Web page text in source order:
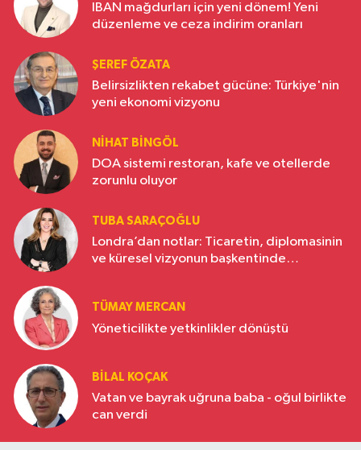
IBAN mağdurları için yeni dönem! Yeni
düzenleme ve ceza indirim oranları
ŞEREF ÖZATA
Belirsizlikten rekabet gücüne: Türkiye'nin
yeni ekonomi vizyonu
NIHAT BINGÖL
DOA sistemi restoran, kafe ve otellerde
zorunlu oluyor
TUBA SARAÇOĞLU
Londra’dan notlar: Ticaretin, diplomasinin
ve küresel vizyonun başkentinde
TÜMAY MERCAN
Yöneticilikte yetkinlikler dönüştü
BILAL KOÇAK
Vatan ve bayrak uğruna baba - oğul birlikte
can verdi